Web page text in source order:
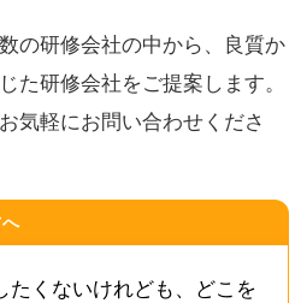
の研修会社の中から、良質か
た研修会社をご提案します。
気軽にお問い合わせくださ
たくないけれども、どこを